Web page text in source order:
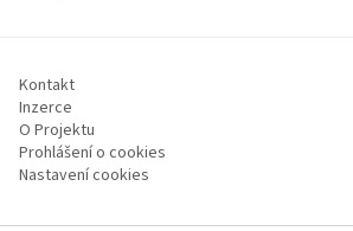
Kontakt
Inzerce
O Projektu
Prohlášení o cookies
Nastavení cookies